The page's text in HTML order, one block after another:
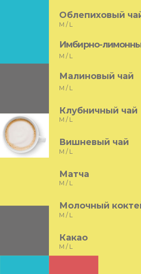
Облепиховый
M / L
Имбирно-
M / L
Малиновый чай
M / L
Клубничный чай
M / L
Вишневый чай
M / L
Матча
M / L
Молочный
M / L
Какао
M / L